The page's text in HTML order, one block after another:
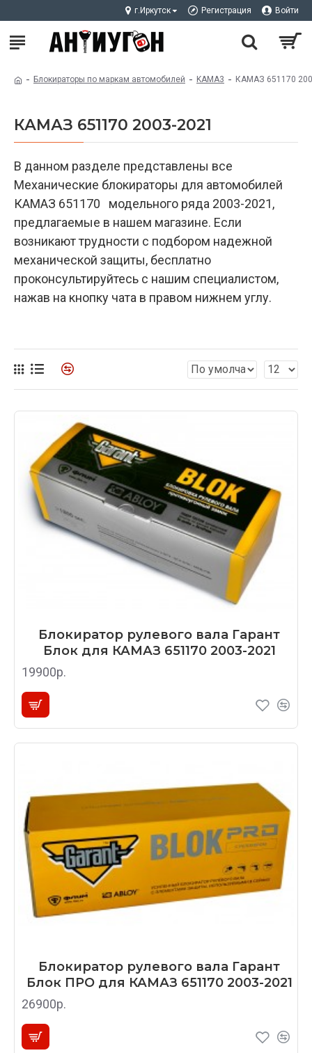
г.Иркутск Регистрация Войти
Блокираторы по маркам автомобилей KAMA3 КАМАЗ 651170
КАМАЗ 651170 2003-2021
В данном разделе представлены все
Механические блокираторы для автомобилей
КАМАЗ 651170 модельного ряда 2003-2021,
предлагаемые в нашем магазине. Если
возникают трудности с подбором надежной
механической защиты, бесплатно
проконсультируйтесь с нашим специалистом,
нажав на кнопку чата в правом нижнем углу.
Блокиратор рулевого вала Гарант
Блок для КАМАЗ 651170 2003-2021
19900р.
Блокиратор рулевого вала Гарант
Блок ПРО для КАМАЗ 651170 2003-2021
26900р.